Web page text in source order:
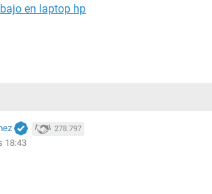
en laptop hp
278.797
18:43